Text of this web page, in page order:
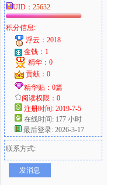
UID： 25632
积分信息:
浮云：2018
金钱：1
精华：0
贡献：0
精华贴：0篇
阅读权限：0
注册时间: 2019-7-5
在线时间: 177 小时
最后登录: 2026-3-17
联系方式:
发消息